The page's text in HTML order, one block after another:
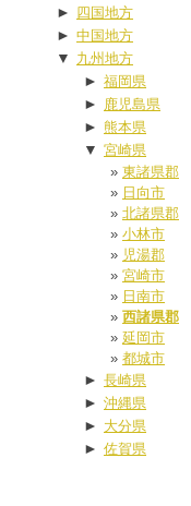
► 四国地方
► 中国地方
▼ 九州地方
► 福岡県
► 鹿児島県
► 熊本県
▼ 宮崎県
東諸県郡
日向市
北諸県郡
小林市
児湯郡
宮崎市
日南市
西諸県郡
延岡市
都城市
► 長崎県
► 沖縄県
► 大分県
► 佐賀県